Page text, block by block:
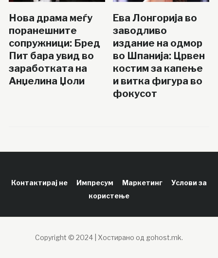
Нова драма меѓу
поранешните
сопружници: Бред
Пит бара увид во
заработката на
Анџелина Џоли
Ева Лонгорија во
заводливо
издание на одмор
во Шпанија: Црвен
костим за капење
и витка фигура во
фокусот
Контактирај не Импресум Маркетинг
Услови за
користење
Copyright © 2024 | Хостирано од gohost.mk.